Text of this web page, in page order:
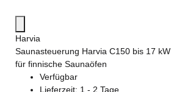
Harvia
Saunasteuerung Harvia C150 bis 17 kW
für finnische Saunaöfen
Verfügbar
Lieferzeit: 1 - 2 Tage